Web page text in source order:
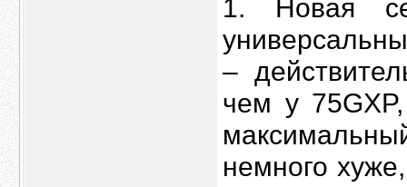
1. Новая
–
чем у
немного